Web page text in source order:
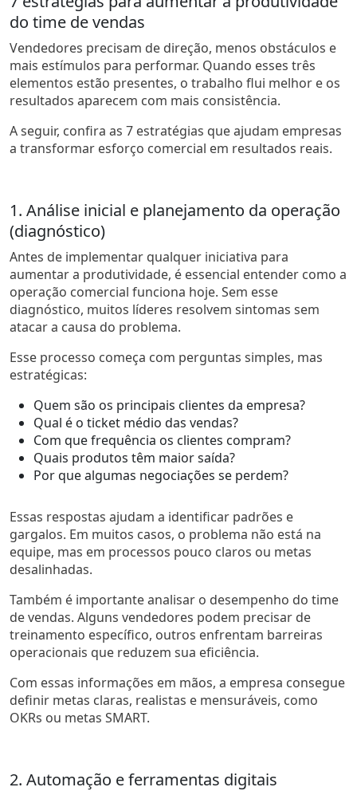
do time de vendas
Vendedores precisam de direção, menos obstáculos e
mais estímulos para performar. Quando esses três
elementos estão presentes, o trabalho flui melhor e os
resultados aparecem com mais consistência.
A seguir, confira as 7 estratégias que ajudam empresas
a transformar esforço comercial em resultados reais.
1. Análise inicial e planejamento da operação
(diagnóstico)
Antes de implementar qualquer iniciativa para
aumentar a produtividade, é essencial entender como a
operação comercial funciona hoje. Sem esse
diagnóstico, muitos líderes resolvem sintomas sem
atacar a causa do problema.
Esse processo começa com perguntas simples, mas
estratégicas:
Quem são os principais clientes da empresa?
Qual é o ticket médio das vendas?
Com que frequência os clientes compram?
Quais produtos têm maior saída?
Por que algumas negociações se perdem?
Essas respostas ajudam a identificar padrões e
gargalos. Em muitos casos, o problema não está na
equipe, mas em processos pouco claros ou metas
desalinhadas.
Também é importante analisar o desempenho do time
de vendas. Alguns vendedores podem precisar de
treinamento específico, outros enfrentam barreiras
operacionais que reduzem sua eficiência.
Com essas informações em mãos, a empresa consegue
definir metas claras, realistas e mensuráveis, como
OKRs ou metas SMART.
2. Automação e ferramentas digitais